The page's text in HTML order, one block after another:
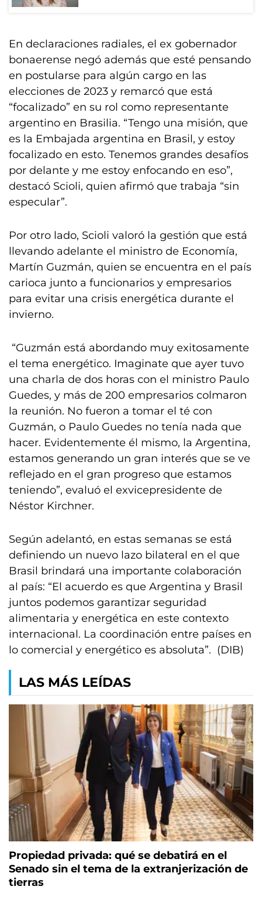
En declaraciones radiales, el ex gobernador
bonaerense negó además que esté pensando
en postularse para algún cargo en las
elecciones de 2023 y remarcó que está
“focalizado” en su rol como representante
argentino en Brasilia. “Tengo una misión, que
es la Embajada argentina en Brasil, y estoy
focalizado en esto. Tenemos grandes desafíos
por delante y me estoy enfocando en eso”,
destacó Scioli, quien afirmó que trabaja “sin
especular”.
Por otro lado, Scioli valoró la gestión que está
llevando adelante el ministro de Economía,
Martín Guzmán, quien se encuentra en el país
carioca junto a funcionarios y empresarios
para evitar una crisis energética durante el
invierno.
“Guzmán está abordando muy exitosamente
el tema energético. Imaginate que ayer tuvo
una charla de dos horas con el ministro Paulo
Guedes, y más de 200 empresarios colmaron
la reunión. No fueron a tomar el té con
Guzmán, o Paulo Guedes no tenía nada que
hacer. Evidentemente él mismo, la Argentina,
estamos generando un gran interés que se ve
reflejado en el gran progreso que estamos
teniendo”, evaluó el exvicepresidente de
Néstor Kirchner.
Según adelantó, en estas semanas se está
definiendo un nuevo lazo bilateral en el que
Brasil brindará una importante colaboración
al país: “El acuerdo es que Argentina y Brasil
juntos podemos garantizar seguridad
alimentaria y energética en este contexto
internacional. La coordinación entre países en
lo comercial y energético es absoluta”. (DIB)
LAS MÁS LEÍDAS
Propiedad privada: qué se debatirá en el
Senado sin el tema de la extranjerización de
tierras